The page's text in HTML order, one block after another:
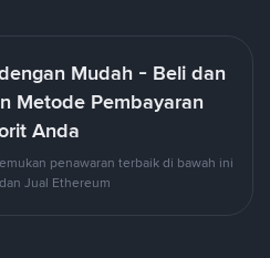
Mudah - Beli dan
Metode Pembayaran
Anda
penawaran terbaik di bawah ini
Jual Ethereum